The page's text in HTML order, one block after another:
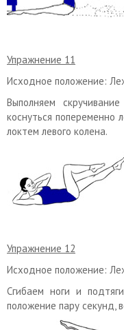
Упражнение 11
Исходное положение:
Выполняем
коснуться попеременно
локтем левого колена.
Упражнение 12
Исходное положение:
Сгибаем ноги и
положение пару секунд,